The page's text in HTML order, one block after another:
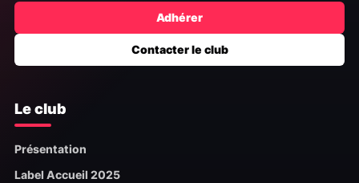
Adhérer
Contacter le club
Le club
Présentation
Label Accueil 2025